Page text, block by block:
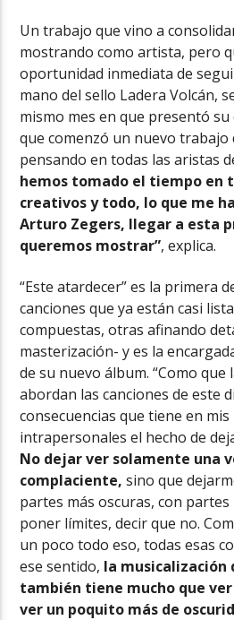
Un trabajo que vino a
mostrando como artista, pero
oportunidad inmediata de
mano del sello Ladera Volcán,
mismo mes en que presentó su
que comenzó un nuevo trabajo
pensando en todas las aristas
hemos tomado el tiempo en
creativos y todo, lo que me
Arturo Zegers, llegar a esta
queremos mostrar”, explica.
“Este atardecer” es la primera
canciones que ya están casi
compuestas, otras afinando
masterización- y es la
de su nuevo álbum. “Como que
abordan las canciones de este
consecuencias que tiene en
intrapersonales el hecho de
No dejar ver solamente una
complaciente, sino que
partes más oscuras, con partes
poner límites, decir que no.
un poco todo eso, todas esas
ese sentido, la musicalización
también tiene mucho que
ver un poquito más de